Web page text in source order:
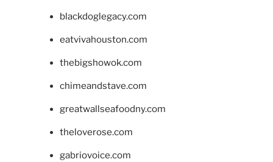
blackdoglegacy.com
eatvivahouston.com
thebigshowok.com
chimeandstave.com
greatwallseafoodny.com
theloverose.com
gabriovoice.com